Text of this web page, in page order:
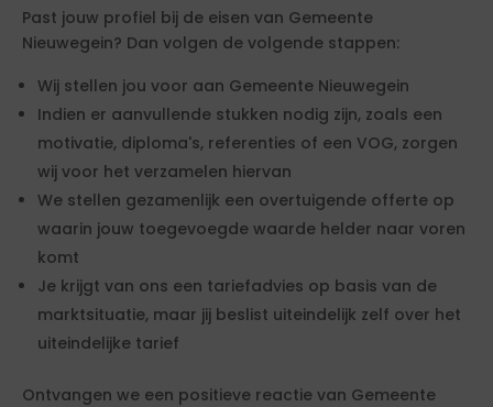
Past jouw profiel bij de eisen van Gemeente
Nieuwegein? Dan volgen de volgende stappen:
Wij stellen jou voor aan Gemeente Nieuwegein
Indien er aanvullende stukken nodig zijn, zoals een
motivatie, diploma's, referenties of een VOG, zorgen
wij voor het verzamelen hiervan
We stellen gezamenlijk een overtuigende offerte op
waarin jouw toegevoegde waarde helder naar voren
komt
Je krijgt van ons een tariefadvies op basis van de
marktsituatie, maar jij beslist uiteindelijk zelf over het
uiteindelijke tarief
Ontvangen we een positieve reactie van Gemeente